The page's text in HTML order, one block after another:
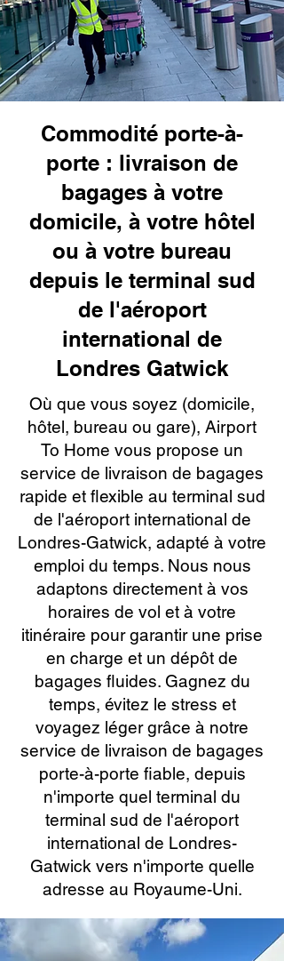
Commodité porte-à-
porte : livraison de
bagages à votre
domicile, à votre hôtel
ou à votre bureau
depuis le terminal sud
de l'aéroport
international de
Londres Gatwick
Où que vous soyez (domicile,
hôtel, bureau ou gare), Airport
To Home vous propose un
service de livraison de bagages
rapide et flexible au terminal sud
de l'aéroport international de
Londres-Gatwick, adapté à votre
emploi du temps. Nous nous
adaptons directement à vos
horaires de vol et à votre
itinéraire pour garantir une prise
en charge et un dépôt de
bagages fluides. Gagnez du
temps, évitez le stress et
voyagez léger grâce à notre
service de livraison de bagages
porte-à-porte fiable, depuis
n'importe quel terminal du
terminal sud de l'aéroport
international de Londres-
Gatwick vers n'importe quelle
adresse au Royaume-Uni.